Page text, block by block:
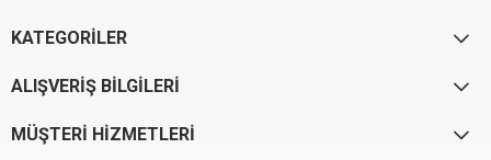
KATEGORİLER
ALIŞVERİŞ BİLGİLERİ
MÜŞTERİ HİZMETLERİ